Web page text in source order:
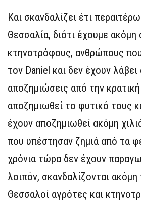
Και σκανδαλίζει έτι
Θεσσαλία, διότι έχουμε ακόμη
κτηνοτρόφους, ανθρώπους
τον Daniel και δεν έχουν λάβει
αποζημιώσεις από την
αποζημιωθεί το φυτικό τους
έχουν αποζημιωθεί ακόμη
που υπέστησαν ζημιά από τα
χρόνια τώρα δεν έχουν
λοιπόν, σκανδαλίζονται
Θεσσαλοί αγρότες και